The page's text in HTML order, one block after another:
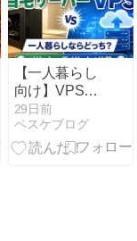
【一人暮らし
向け】VPSの
メリット・デ
メリットは？
自宅サーバー
29日前
ペスケブログ